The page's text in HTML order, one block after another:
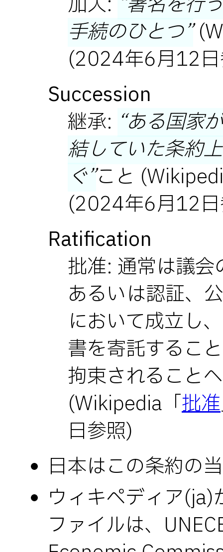
手続のひとつ
(2024年6月12
Succession
継承: ある国家
結していた条約
ぐ こと
(2024年6月12
Ratification
批准: 通常は議
あるいは認証、
において成立し
書を寄託するこ
拘束されること
(Wikipedia「批准
日参照)
日本はこの条約の
ウィキペディア(ja)
ファイルは、